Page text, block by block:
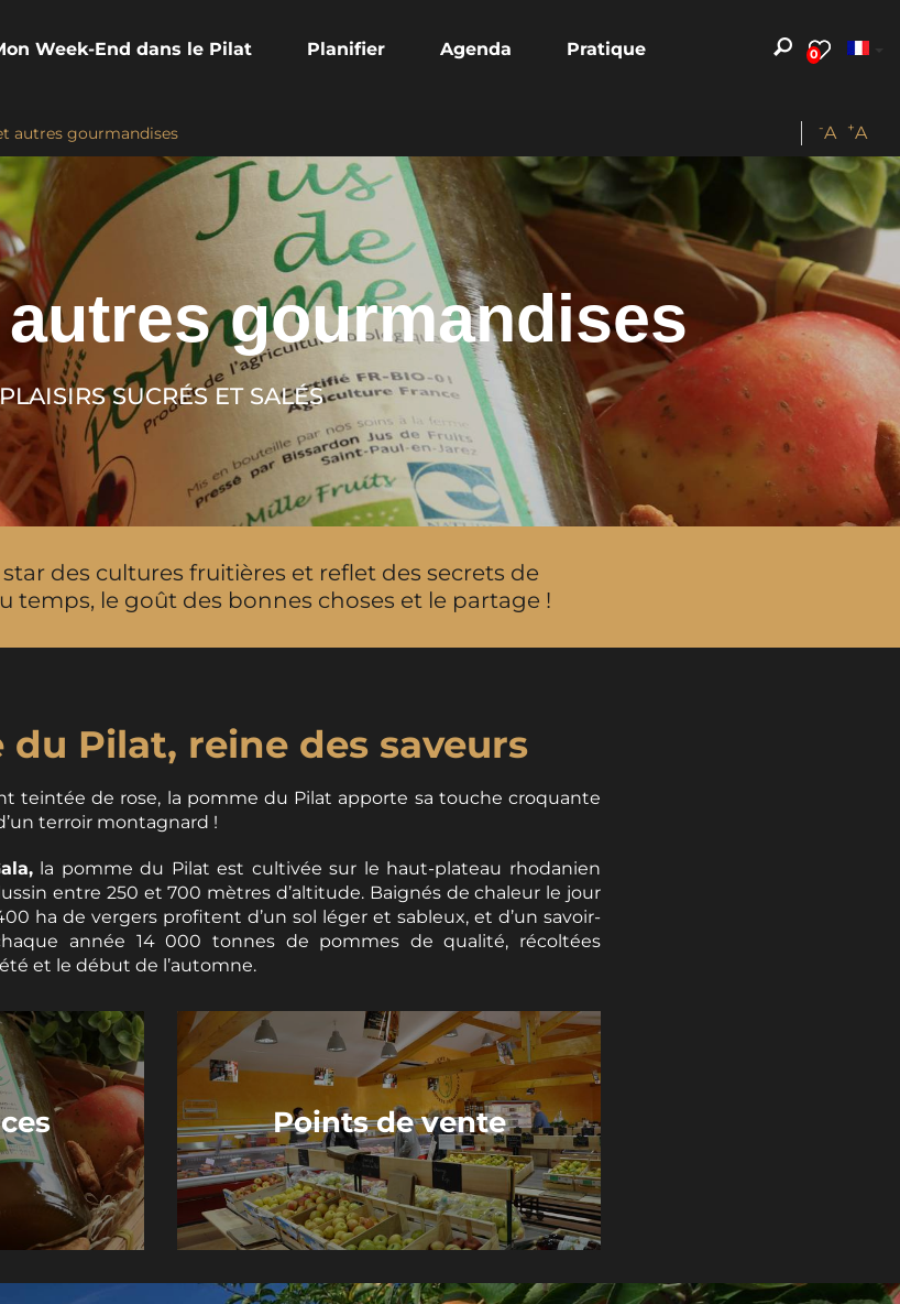
0
Week-End dans le Pilat Planifier Agenda Pratique
autres gourmandises -A +A
gourmandises
SUCRÉS ET SALÉS
des cultures fruitières et reflet des secrets de
temps, le goût des bonnes choses et le partage !
du Pilat, reine des saveurs
teintée de rose, la pomme du Pilat apporte sa touche croquante
terroir montagnard !
la pomme du Pilat est cultivée sur le haut-plateau rhodanien
entre 250 et 700 mètres d’altitude. Baignés de chaleur le jour
ha de vergers profitent d’un sol léger et sableux, et d’un savoir-
année 14 000 tonnes de pommes de qualité, récoltées
et le début de l’automne.
Points de vente